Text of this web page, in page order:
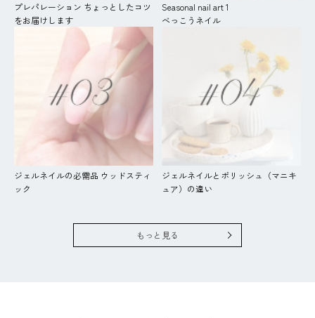
プレパレーション ちょっとしたコツ
をお届けします
Seasonal nail art 1
べっこうネイル
ジェルネイルの必需品 ウッドスティ
ック
ジェルネイルとポリッシュ（マニキ
ュア）の違い
もっと見る